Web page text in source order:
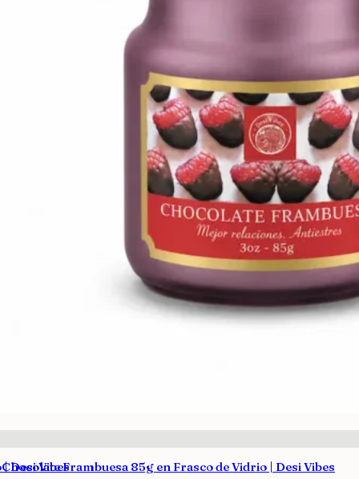
Desi VibesFrambuesa 85g en Frasco de Vidrio | Desi Vibes